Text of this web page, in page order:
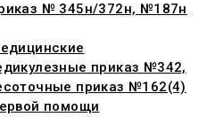
№ 345н/372н, №187н
приказ №342,
приказ №162(4)
помощи